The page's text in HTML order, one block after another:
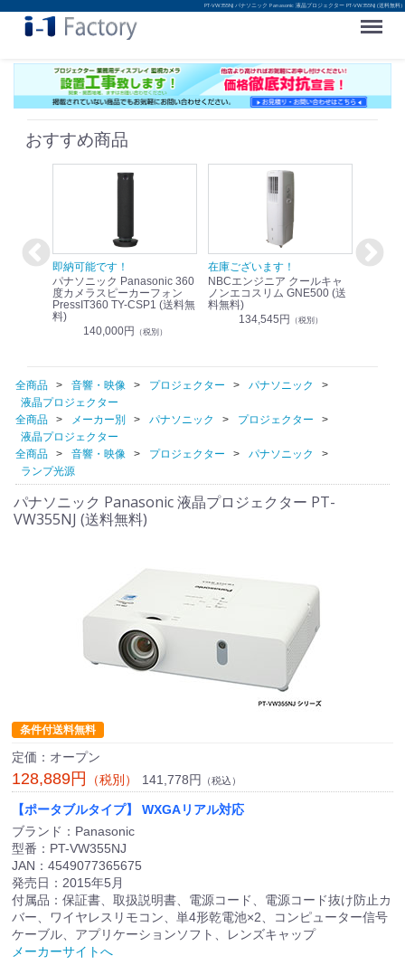
PT-VW355NJ パナソニック Panasonic 液晶プロジェクター PT-VW355NJ (送料無料)
Menu
おすすめ商品
即納可能です！
パナソニック Panasonic 360
度カメラスピーカーフォン
PressIT360 TY-CSP1 (送料無
料)
140,000円 （税別）
在庫ございます！
NBCエンジニア クールキャ
ノンエコスリム GNE500 (送
料無料)
134,545円 （税別）
即納可
全商品 音響・映像 プロジェクター
パナソニック
液晶プロジェクター
全商品
メーカー別 パナソニック
プロジェクター
液晶プロジェクター
全商品
音響・映像 プロジェクター
パナソニック
ランプ光源
パナソニック Panasonic 液晶プロジェクター PT-
VW355NJ (送料無料)
条件付送料無料
定価：オープン
128,889円 （税別） 141,778円 （税込）
【ポータブルタイプ】 WXGAリアル対応
ブランド：Panasonic
型番：PT-VW355NJ
JAN：4549077365675
発売日：2015年5月
付属品：保証書、取扱説明書、電源コード、電源コード抜け防止カ
バー、ワイヤレスリモコン、単4形乾電池×2、コンピューター信号
ケーブル、アプリケーションソフト、レンズキャップ
メーカーサイトへ